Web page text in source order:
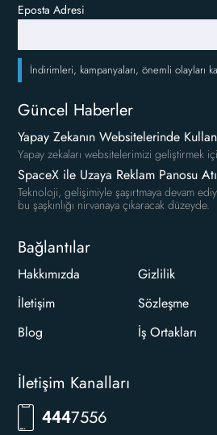
Eposta Adresi
İndirimleri, kampanyaları, önemli olayları
Güncel Haberler
Yapay Zekanın Websitelerinde
Yapay zekaları websitelerimizi geliştirmek
SpaceX ile Uzaya Reklam Panosu
Teknoloji, gelişimiyle şaşırtmaya devam
bu şaşkınlığı nirvanaya çıkaracak düzeyde.
Bağlantılar
Hakkımızda
İletişim
Blog
Gizlilik
Sözleşme
İş Ortakları
İletişim Kanalları
444RKLM